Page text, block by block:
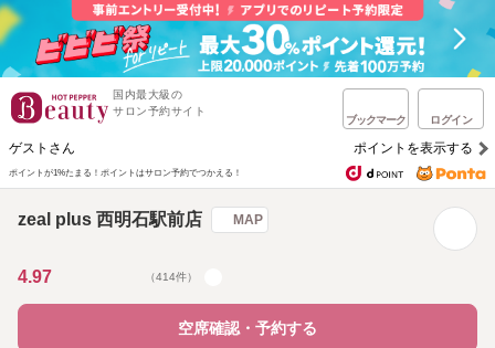
国内最大級の
サロン予約サイト
ブックマーク ログイン
ゲストさん ポイントを表示する
ポイントが1%たまる！ ポイントはサロン予約でつかえる！
zeal plus 西明石駅前店 MAP
4.97 （414件）
空席確認・予約する